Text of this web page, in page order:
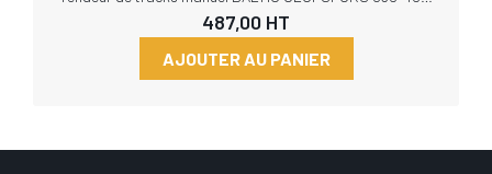
487,00 HT
AJOUTER AU PANIER